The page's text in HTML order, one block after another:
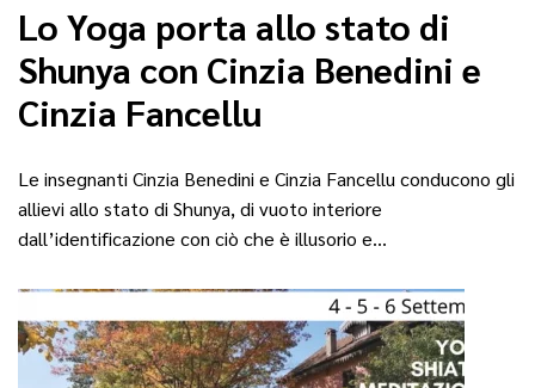
Lo Yoga porta allo stato di
Shunya con Cinzia Benedini e
Cinzia Fancellu
Le insegnanti Cinzia Benedini e Cinzia Fancellu conducono gli
allievi allo stato di Shunya, di vuoto interiore
dall’identificazione con ciò che è illusorio e…